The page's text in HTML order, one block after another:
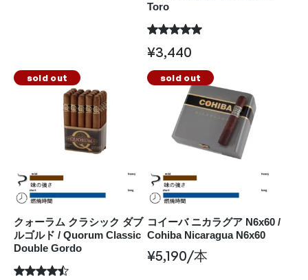
Toro
¥3,440
sold out
クォーラム クラシック ダブ
ルゴルド / Quorum Classic
Double Gordo
sold out
コイーバ ニカラグア N6x60 /
Cohiba Nicaragua N6x60
¥5,190/本